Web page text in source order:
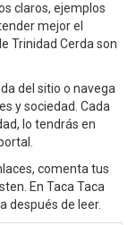
claros, ejemplos
mejor el
Trinidad Cerda son
del sitio o navega
y sociedad. Cada
lo tendrás en
comenta tus
En Taca Taca
después de leer.